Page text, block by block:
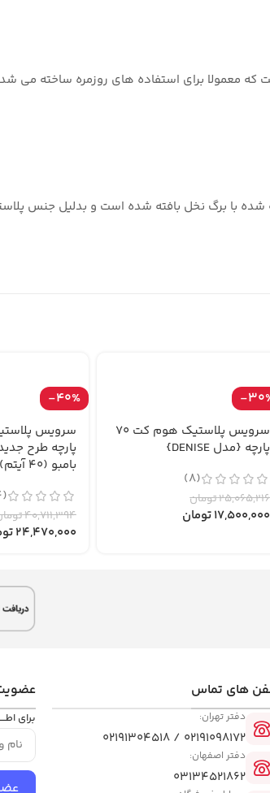
معمولا برای استفاده ‌های روزمره ساخته می‌
با برگ نخل بافته شده است و بدلیل جنس
-
سرویس پلاستیک هوم کت 70
پارچه {مدل DENISE}
(8)
25,065,216تومان
17,500,000تومان
-40%
بامبو (40 آیتم)
(54)
40,711,394
24,470,000
‌های تماس
دفتر تهران:
02191098172 / 02191304518
دفتر اصفهان:
03134521862
برای